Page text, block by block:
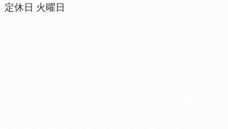
定休日 火曜日